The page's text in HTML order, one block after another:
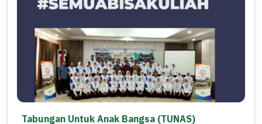
Tabungan Untuk Anak Bangsa (TUNAS)